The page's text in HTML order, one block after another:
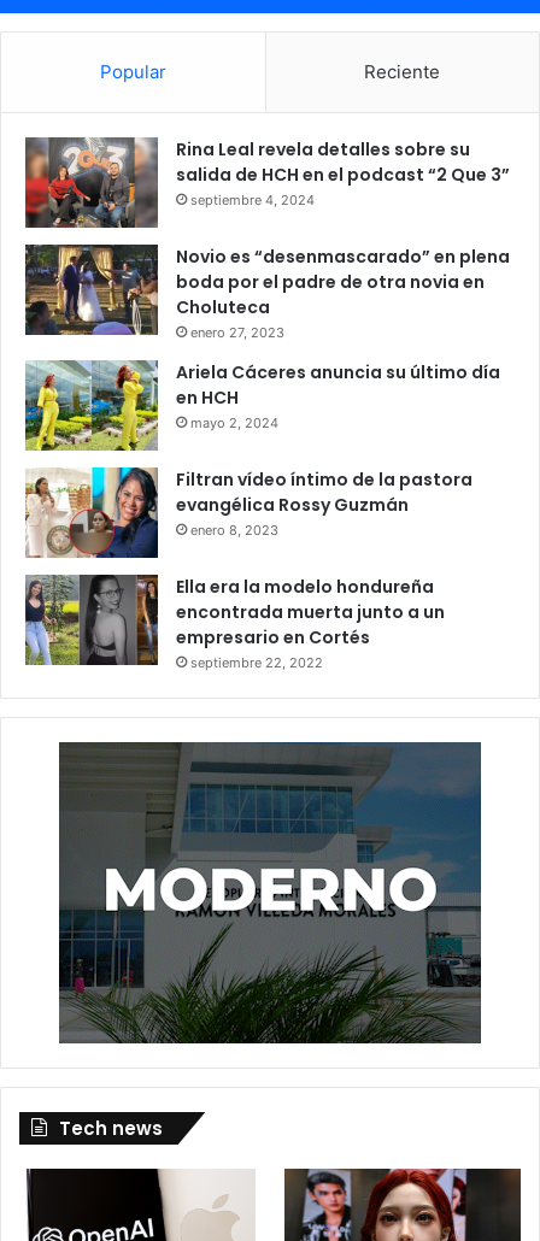
Popular Reciente
Rina Leal revela detalles sobre su
salida de HCH en el podcast “2 Que 3”
septiembre 4, 2024
Novio es “desenmascarado” en plena
boda por el padre de otra novia en
Choluteca
enero 27, 2023
Ariela Cáceres anuncia su último día
en HCH
mayo 2, 2024
Filtran vídeo íntimo de la pastora
evangélica Rossy Guzmán
enero 8, 2023
Ella era la modelo hondureña
encontrada muerta junto a un
empresario en Cortés
septiembre 22, 2022
Tech news